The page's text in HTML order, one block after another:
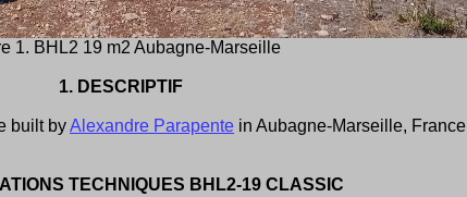
1. BHL2 19 m2 Aubagne-Marseille
1. DESCRIPTIF
built byAlexandre Parapente in Aubagne-Marseille, France
TECHNIQUES BHL2-19 CLASSIC